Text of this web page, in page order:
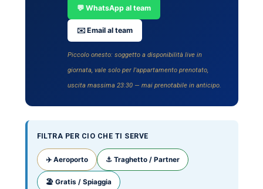
💬 WhatsApp al team
✉️ Email al team
Piccolo onesto: soggetto a disponibilità live in
giornata, vale solo per l'appartamento prenotato,
uscita massima 23:30 — mai prenotabile in anticipo.
FILTRA PER CIO CHE TI SERVE
✈️ Aeroporto ⚓ Traghetto / Partner
🏖️ Gratis / Spiaggia